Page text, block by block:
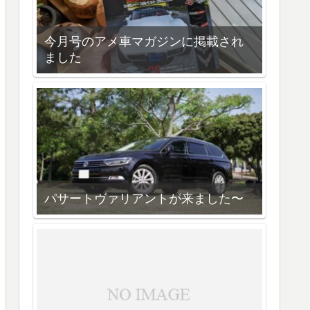
今月号のアメ車マガジンに掲載され
ました
パサートヴァリアントが来ました〜